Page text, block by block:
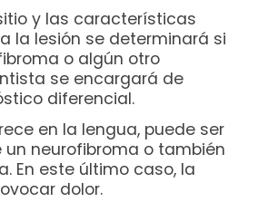
y las características
la lesión se determinará si
o algún otro
se encargará de
diferencial.
en la lengua, puede ser
neurofibroma o también
En este último caso, la
dolor.